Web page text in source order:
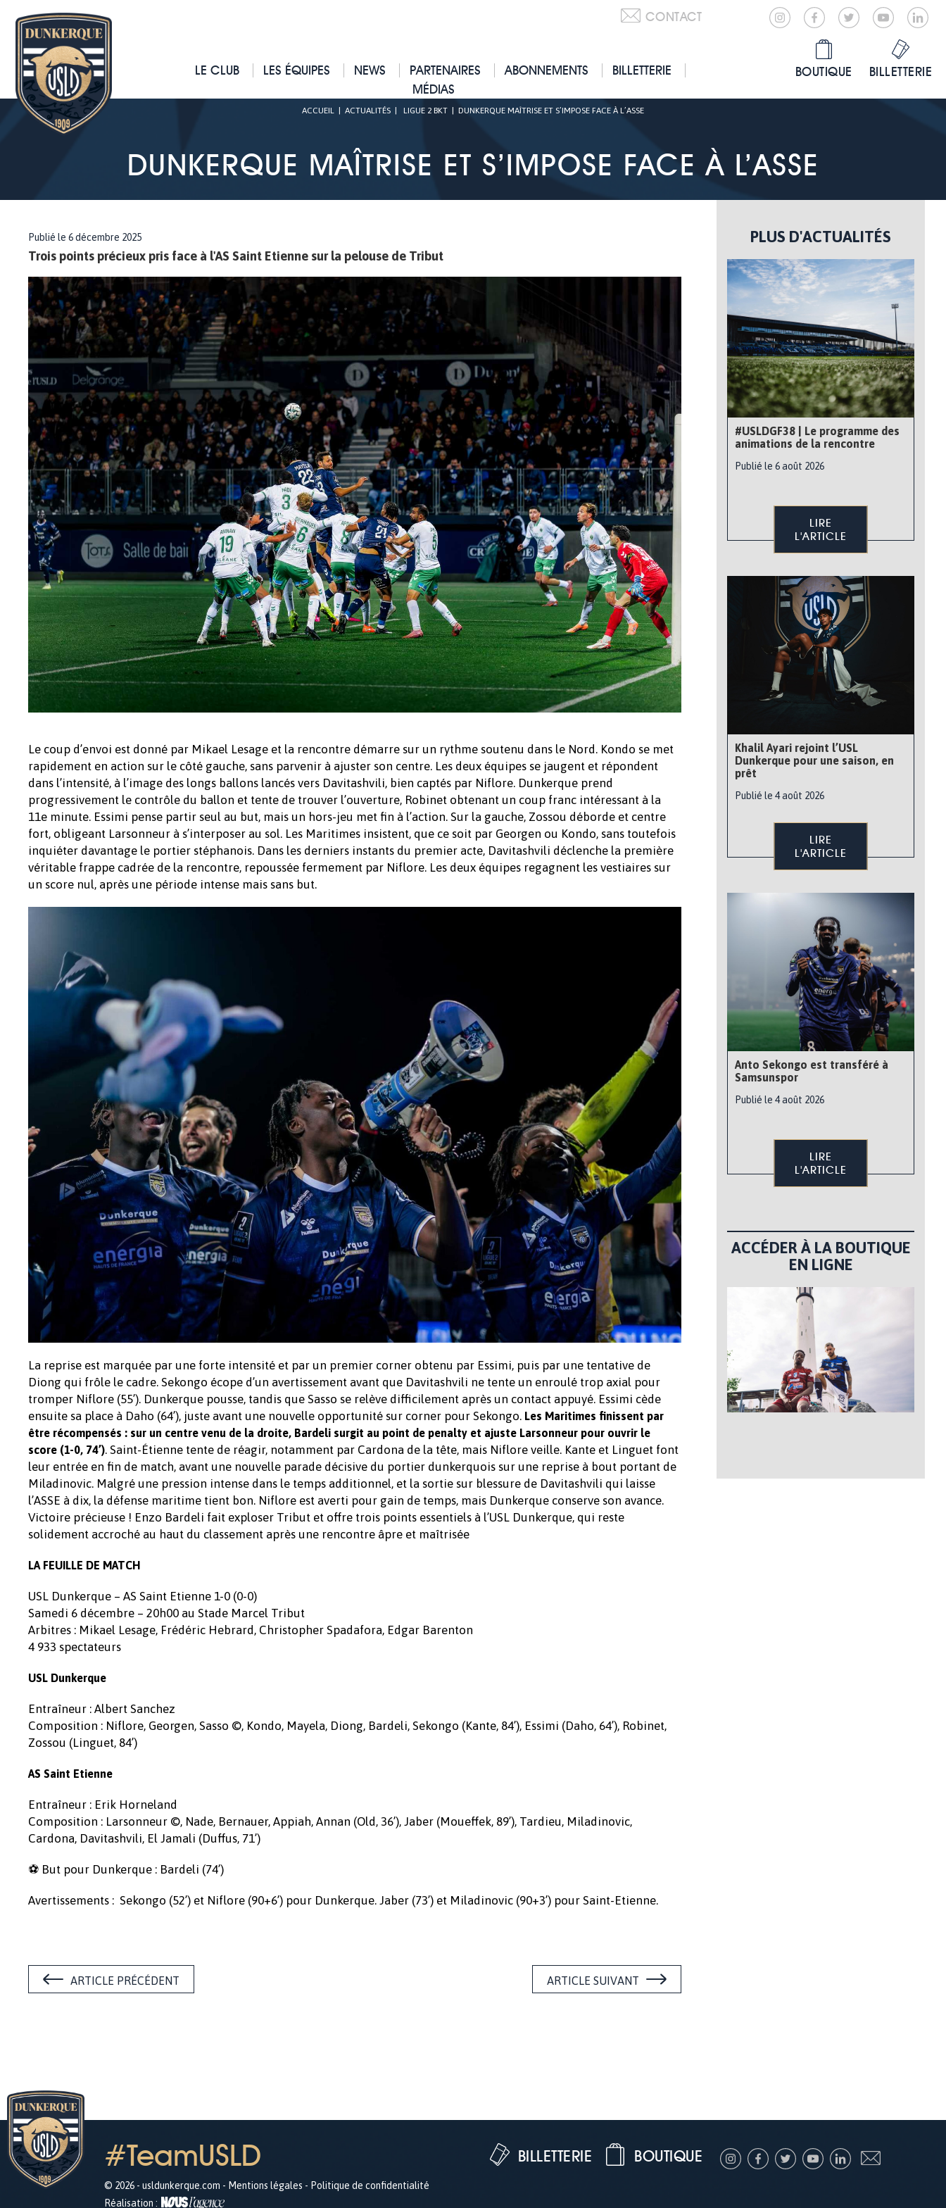
CONTACT
LE CLUB LES ÉQUIPES NEWS PARTENAIRES ABONNEMENTS
BILLETTERIE
MÉDIAS
BOUTIQUE BILLETTERIE
ACCUEIL ACTUALITÉS LIGUE 2 BKT DUNKERQUE MAÎTRISE ET S’IMPOSE FACE À L’ASSE
DUNKERQUE MAÎTRISE ET S’IMPOSE FACE À L’ASSE
Publié le 6 décembre 2025
Trois points précieux pris face à l'AS Saint Etienne sur la pelouse de Tribut
Le coup d’envoi est donné par Mikael Lesage et la rencontre démarre sur un rythme soutenu dans le Nord. Kondo se met
rapidement en action sur le côté gauche, sans parvenir à ajuster son centre. Les deux équipes se jaugent et répondent
dans l’intensité, à l’image des longs ballons lancés vers Davitashvili, bien captés par Niflore. Dunkerque prend
progressivement le contrôle du ballon et tente de trouver l’ouverture, Robinet obtenant un coup franc intéressant à la
11e minute. Essimi pense partir seul au but, mais un hors-jeu met fin à l’action. Sur la gauche, Zossou déborde et centre
fort, obligeant Larsonneur à s’interposer au sol. Les Maritimes insistent, que ce soit par Georgen ou Kondo, sans toutefois
inquiéter davantage le portier stéphanois. Dans les derniers instants du premier acte, Davitashvili déclenche la première
véritable frappe cadrée de la rencontre, repoussée fermement par Niflore. Les deux équipes regagnent les vestiaires sur
un score nul, après une période intense mais sans but.
La reprise est marquée par une forte intensité et par un premier corner obtenu par Essimi, puis par une tentative de
Diong qui frôle le cadre. Sekongo écope d’un avertissement avant que Davitashvili ne tente un enroulé trop axial pour
tromper Niflore (55’). Dunkerque pousse, tandis que Sasso se relève difficilement après un contact appuyé. Essimi cède
ensuite sa place à Daho (64’), juste avant une nouvelle opportunité sur corner pour Sekongo. Les Maritimes finissent par
être récompensés : sur un centre venu de la droite, Bardeli surgit au point de penalty et ajuste Larsonneur pour ouvrir le
score (1-0, 74’). Saint-Étienne tente de réagir, notamment par Cardona de la tête, mais Niflore veille. Kante et Linguet font
leur entrée en fin de match, avant une nouvelle parade décisive du portier dunkerquois sur une reprise à bout portant de
Miladinovic. Malgré une pression intense dans le temps additionnel, et la sortie sur blessure de Davitashvili qui laisse
l’ASSE à dix, la défense maritime tient bon. Niflore est averti pour gain de temps, mais Dunkerque conserve son avance.
Victoire précieuse ! Enzo Bardeli fait exploser Tribut et offre trois points essentiels à l’USL Dunkerque, qui reste
solidement accroché au haut du classement après une rencontre âpre et maîtrisée
LA FEUILLE DE MATCH
USL Dunkerque – AS Saint Etienne 1-0 (0-0)
Samedi 6 décembre – 20h00 au Stade Marcel Tribut
Arbitres : Mikael Lesage, Frédéric Hebrard, Christopher Spadafora, Edgar Barenton
4 933 spectateurs
USL Dunkerque
Entraîneur : Albert Sanchez
Composition : Niflore, Georgen, Sasso ©, Kondo, Mayela, Diong, Bardeli, Sekongo (Kante, 84’), Essimi (Daho, 64’), Robinet,
Zossou (Linguet, 84’)
AS Saint Etienne
Entraîneur : Erik Horneland
Composition : Larsonneur ©, Nade, Bernauer, Appiah, Annan (Old, 36’), Jaber (Moueffek, 89’), Tardieu, Miladinovic,
Cardona, Davitashvili, El Jamali (Duffus, 71’)
⚽ But pour Dunkerque : Bardeli (74’)
Avertissements : Sekongo (52’) et Niflore (90+6’) pour Dunkerque. Jaber (73’) et Miladinovic (90+3’) pour Saint-Etienne.
ARTICLE PRÉCÉDENT ARTICLE SUIVANT
PLUS D'ACTUALITÉS
#USLDGF38 | Le programme des
animations de la rencontre
Publié le 6 août 2026
LIRE
L'ARTICLE
Khalil Ayari rejoint l’USL
Dunkerque pour une saison, en
prêt
Publié le 4 août 2026
LIRE
L'ARTICLE
Anto Sekongo est transféré à
Samsunspor
Publié le 4 août 2026
LIRE
L'ARTICLE
ACCÉDER À LA BOUTIQUE
EN LIGNE
#TeamUSLD
© 2026 - usldunkerque.com - Mentions légales - Politique de confidentialité
Réalisation :
BOUTIQUE
BILLETTERIE